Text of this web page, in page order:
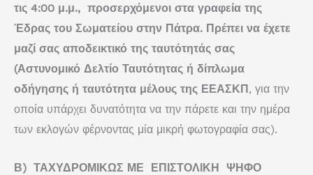
τις 4:00 μ.μ., προσερχόμενοι στα γραφεία της
Έδρας του Σωματείου στην Πάτρα. Πρέπει να έχετε
μαζί σας αποδεικτικό της ταυτότητάς σας
(Αστυνομικό Δελτίο Ταυτότητας ή δίπλωμα
οδήγησης ή ταυτότητα μέλους της ΕΕΑΣΚΠ, για την
οποία υπάρχει δυνατότητα να την πάρετε και την ημέρα
των εκλογών φέρνοντας μία μικρή φωτογραφία σας).
Β) ΤΑΧΥΔΡΟΜΙΚΩΣ ΜΕ ΕΠΙΣΤΟΛΙΚΗ ΨΗΦΟ